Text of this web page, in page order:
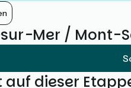
sur-Mer / Mont-
auf dieser